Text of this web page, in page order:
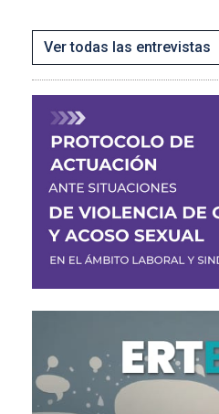
Ver todas las entrevistas
Imagen